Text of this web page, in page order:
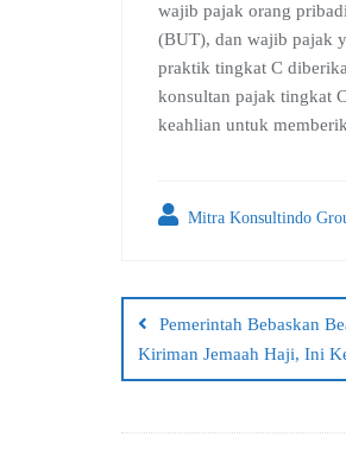
wajib pajak orang
(BUT), dan wajib pajak
praktik tingkat C
konsultan pajak tingkat
keahlian untuk
Mitra Konsultindo
Post
navigation
Pemerintah Bebaskan
Kiriman Jemaah Haji, Ini